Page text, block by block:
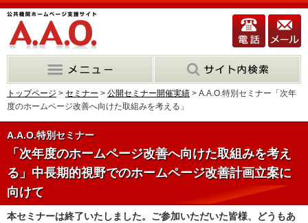
トップページ > セミナー > 公開セミナー開催実績 > A.A.O.特別セミナー「次年
度のホームページ改善へ向けた取組みを考える」
A.A.O.特別セミナー
「次年度のホームページ改善へ向けた取組みを考え
る」中長期的視野でのホームページ改善計画立案に
向けて
本セミナーは終了いたしました。ご参加いただいた皆様、どうもあ